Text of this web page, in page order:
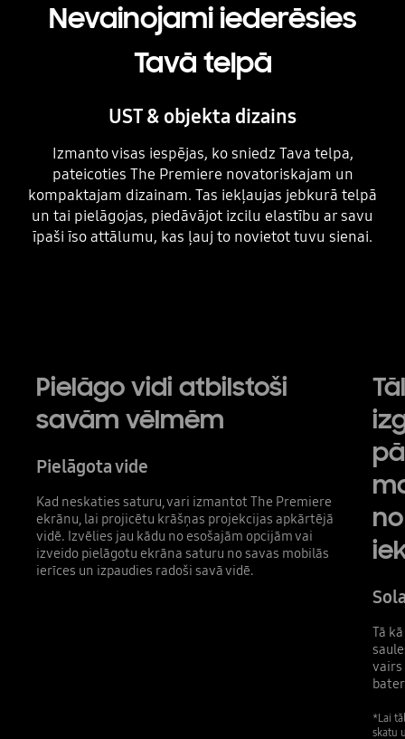
Nevainojami iederēsies
Tavā telpā
UST & objekta dizains
Izmanto visas iespējas, ko sniedz Tava telpa,
pateicoties The Premiere novatoriskajam un
kompaktajam dizainam. Tas iekļaujas jebkurā telpā
un tai pielāgojas, piedāvājot izcilu elastību ar savu
īpaši īso attālumu, kas ļauj to novietot tuvu sienai.
Pielāgo vidi atbilstoši
savām vēlmēm
Pielāgota vide
Kad neskaties saturu, vari izmantot The Premiere
ekrānu, lai projicētu krāšņas projekcijas apkārtējā
vidē. Izvēlies jau kādu no esošajām opcijām vai
izveido pielāgotu ekrāna saturu no savas mobilās
ierīces un izpaudies radoši savā vidē.
Tā
vairs
*Lai
skatu